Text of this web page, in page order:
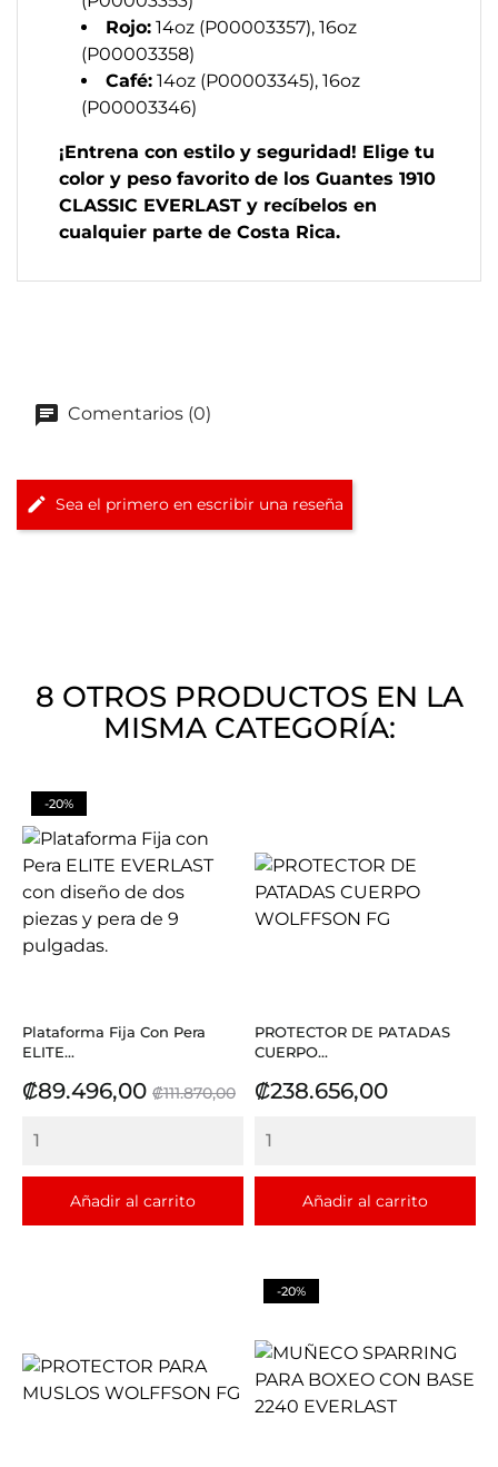
Rojo: 14oz (P00003357), 16oz
(P00003358)
Café: 14oz (P00003345), 16oz
(P00003346)
¡Entrena con estilo y seguridad! Elige tu
color y peso favorito de los Guantes 1910
CLASSIC EVERLAST y recíbelos en
cualquier parte de Costa Rica.
Comentarios (0)
Sea el primero en escribir una reseña
8 OTROS PRODUCTOS EN LA
MISMA CATEGORÍA:
Plataforma Fija Con Pera
ELITE...
Precio
₡89.496,00 Precio
₡111.870,00
Añadir al carrito
-20%
PROTECTOR DE PATADAS
CUERPO...
Precio
₡238.656,00
Añadir al carrito
-20%